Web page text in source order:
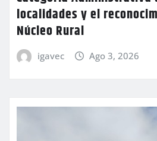
localidades y el
Núcleo Rural
igavec Ago 3, 2026